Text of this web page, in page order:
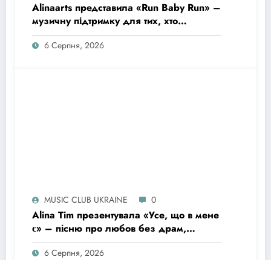
Alinaarts представила «Run Baby Run» –
музичну підтримку для тих, хто
продовжує жити попри війну
6 Серпня, 2026
MUSIC CLUB UKRAINE 0
Alina Tim презентувала «Усе, що в мене
є» – пісню про любов без драм,
маніпуляцій і зайвих ігор
6 Серпня, 2026